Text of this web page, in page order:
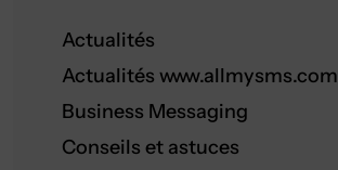
Actualités
Actualités www.allmysms.com
Business Messaging
Conseils et astuces